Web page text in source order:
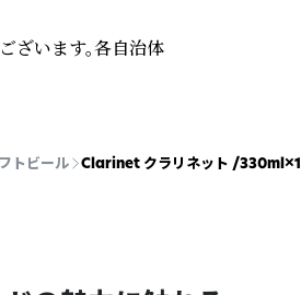
ざいます。各自治体
トビール Clarinet クラリネット /